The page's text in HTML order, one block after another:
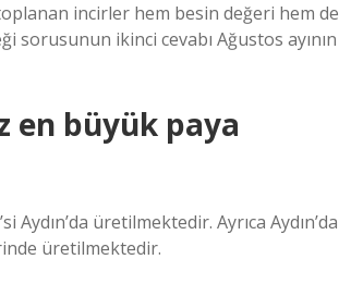
incirler hem besin değeri hem de
sorusunun ikinci cevabı Ağustos ayının
en büyük paya
üretilmektedir. Ayrıca Aydın’da
üretilmektedir.